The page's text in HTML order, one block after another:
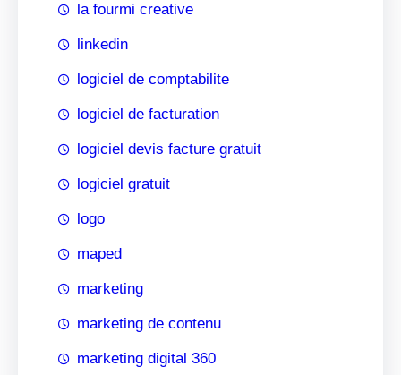
la fourmi creative
linkedin
logiciel de comptabilite
logiciel de facturation
logiciel devis facture gratuit
logiciel gratuit
logo
maped
marketing
marketing de contenu
marketing digital 360